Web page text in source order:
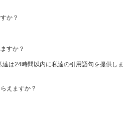
か？
すか？
は24時間以内に私達の引用語句を提供しま
えますか？